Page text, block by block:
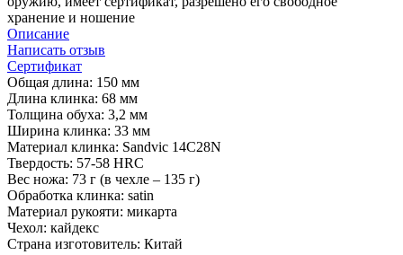
хранение и ношение
Описание
Написать отзыв
Сертификат
Общая длина: 150 мм
Длина клинка: 68 мм
Толщина обуха: 3,2 мм
Ширина клинка: 33 мм
Материал клинка: Sandvic 14C28N
Твердость: 57-58 HRC
Вес ножа: 73 г (в чехле – 135 г)
Обработка клинка: satin
Материал рукояти: микарта
Чехол: кайдекс
Страна изготовитель: Китай